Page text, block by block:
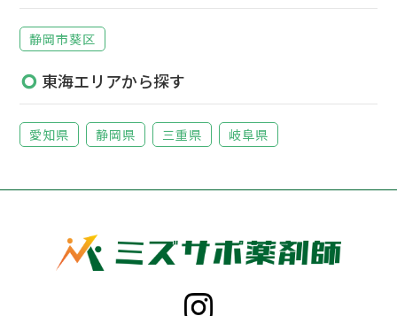
静岡市葵区
東海エリアから探す
愛知県 静岡県 三重県 岐阜県